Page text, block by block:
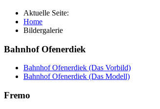
Aktuelle Seite:
Home
Bildergalerie
Bahnhof Ofenerdiek
Bahnhof Ofenerdiek (Das Vorbild)
Bahnhof Ofenerdiek (Das Modell)
Fremo